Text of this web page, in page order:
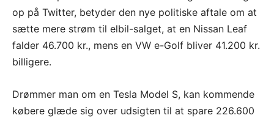
op på Twitter, betyder den nye politiske aftale om at
sætte mere strøm til elbil-salget, at en Nissan Leaf
falder 46.700 kr., mens en VW e-Golf bliver 41.200 kr.
billigere.
Drømmer man om en Tesla Model S, kan kommende
købere glæde sig over udsigten til at spare 226.600